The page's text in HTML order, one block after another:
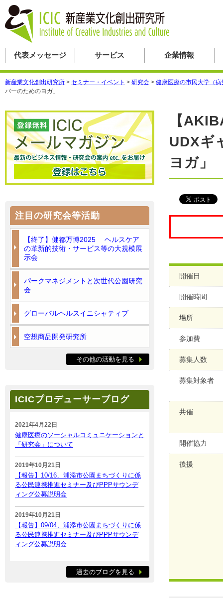
代表メッセージ サービス 企業情報
新産業文化創出研究所 > セミナー・イベント > 研究会 > 健康医療の市民大学（
バーのためのヨガ」
【
UDXギ
ヨガ
開催日
開催時間
場所
参加費
募集人数
募集対象者
共催
開催協力
後援
注目の研究会等活動
【終了】健都万博2025 ヘルスケア
の革新的技術・サービス等の大規模展
示会
パークマネジメントと次世代公園研究
会
グローバルヘルスイニシャティブ
空想商品開発研究所
その他の活動を見る
ICICプロデューサーブログ
2021年4月22日
健康医療のソーシャルコミュニケーションと
「研究会」について
2019年10月21日
【報告】10/16、浦添市公園まちづくりに係
る公民連携推進セミナー及びPPPサウンデ
ィング公募説明会
2019年10月21日
【報告】09/04、浦添市公園まちづくりに係
る公民連携推進セミナー及びPPPサウンデ
ィング公募説明会
過去のブログを見る